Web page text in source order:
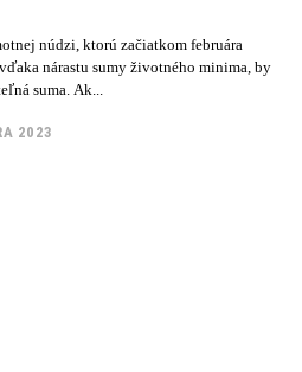
núdzi, ktorú začiatkom februára
nárastu sumy životného minima, by
suma. Ak...
2023